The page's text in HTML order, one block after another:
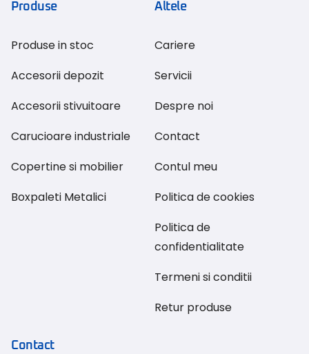
Produse
Produse in stoc
Accesorii depozit
Accesorii stivuitoare
Carucioare industriale
Copertine si mobilier
Boxpaleti Metalici
Altele
Cariere
Servicii
Despre noi
Contact
Contul meu
Politica de cookies
Politica de
confidentialitate
Termeni si conditii
Retur produse
Contact